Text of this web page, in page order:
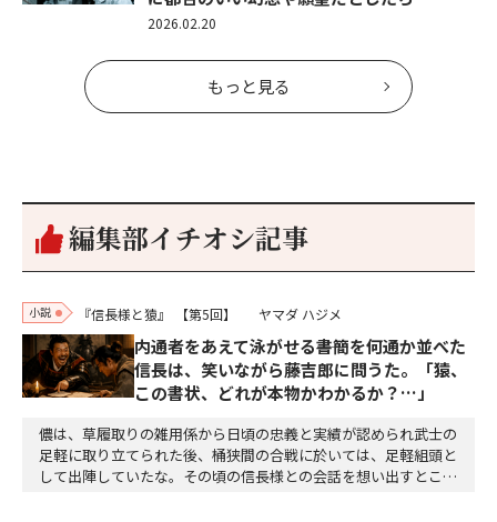
2026.02.20
もっと見る
編集部イチオシ記事
小説 『信長様と猿』 【第5回】 ヤマダ ハジメ
内通者をあえて泳がせる――書簡を何通か並べた
信長は、笑いながら藤吉郎に問うた。「猿、
この書状、どれが本物かわかるか？…」
儂は、草履取りの雑用係から日頃の忠義と実績が認められ武士の
足軽に取り立てられた後、桶狭間の合戦に於いては、足軽組頭と
して出陣していたな。その頃の信長様との会話を想い出すとこん